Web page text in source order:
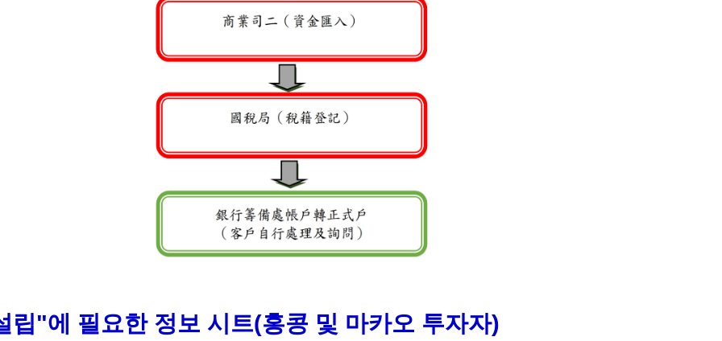
립"에 필요한 정보 시트(홍콩 및 마카오 투자자)